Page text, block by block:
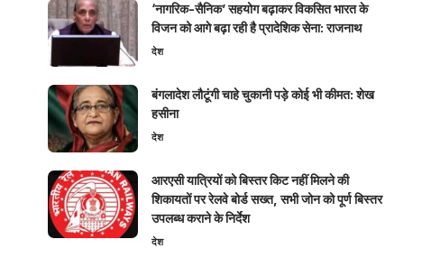
‘नागरिक-सैनिक’ सहयोग बढ़ाकर विकसित भारत के
विजन को आगे बढ़ा रही है प्रादेशिक सेना: राजनाथ
देश
बंगलादेश लौटूंगी चाहे चुकानी पड़े कोई भी कीमत: शेख
हसीना
देश
आरएसी यात्रियों को बिस्तर किट नहीं मिलने की
शिकायतों पर रेलवे बोर्ड सख्त, सभी जोन को पूर्ण बिस्तर
उपलब्ध कराने के निर्देश
देश